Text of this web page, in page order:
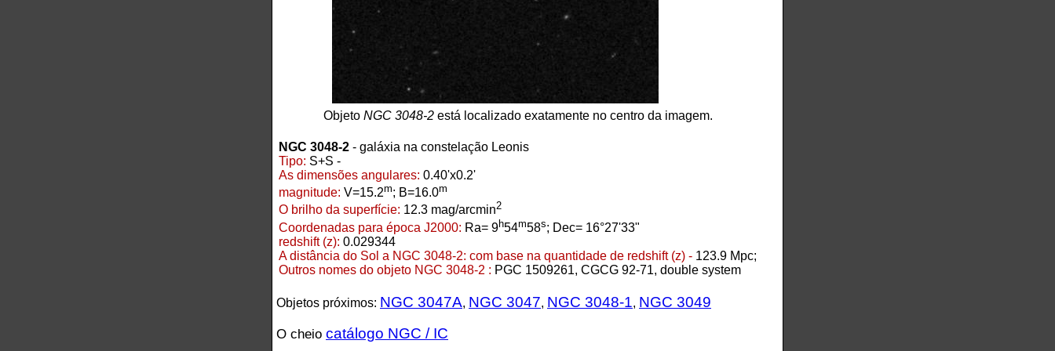
Objeto NGC 3048-2está localizado exatamente no centro da imagem.
NGC 3048-2 - galáxia na constelação Leonis
Tipo: S+S -
As dimensões angulares: 0.40'x0.2'
magnitude: V=15.2m; B=16.0m
O brilho da superfície: 12.3 mag/arcmin2
Coordenadas para época J2000: Ra= 9h54m58s; Dec= 16°27'33"
redshift (z): 0.029344
A distância do Sol a NGC 3048-2: com base na quantidade de redshift (z) - 123.9 Mpc;
Outros nomes do objeto NGC 3048-2 : PGC 1509261, CGCG 92-71, double system
Objetos próximos: NGC 3047A, NGC 3047, NGC 3048-1, NGC 3049
O cheio catálogo NGC / IC